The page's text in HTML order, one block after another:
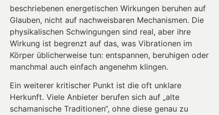
beschriebenen energetischen Wirkungen beruhen auf
Glauben, nicht auf nachweisbaren Mechanismen. Die
physikalischen Schwingungen sind real, aber ihre
Wirkung ist begrenzt auf das, was Vibrationen im
Körper üblicherweise tun: entspannen, beruhigen oder
manchmal auch einfach angenehm klingen.
Ein weiterer kritischer Punkt ist die oft unklare
Herkunft. Viele Anbieter berufen sich auf „alte
schamanische Traditionen“, ohne diese genau zu